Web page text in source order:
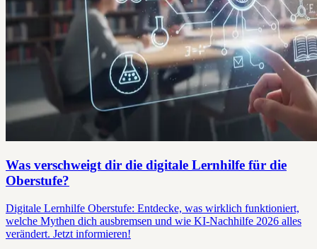
Was verschweigt dir die digitale Lernhilfe für die
Oberstufe?
Digitale Lernhilfe Oberstufe: Entdecke, was wirklich funktioniert,
welche Mythen dich ausbremsen und wie KI-Nachhilfe 2026 alles
verändert. Jetzt informieren!